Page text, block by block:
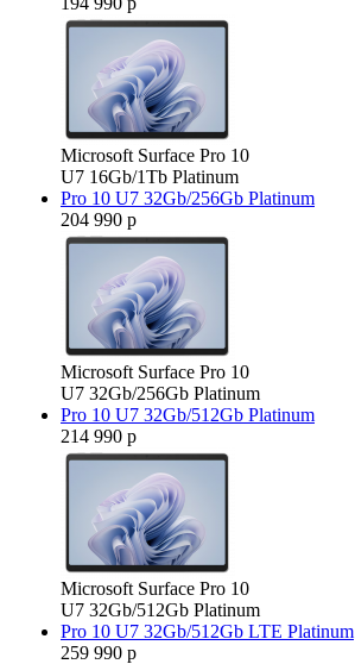
Microsoft Surface Pro 10
U7 16Gb/1Tb Platinum
Pro 10 U7 32Gb/256Gb Platinum
204 990 р
Microsoft Surface Pro 10
U7 32Gb/256Gb Platinum
Pro 10 U7 32Gb/512Gb Platinum
214 990 р
Microsoft Surface Pro 10
U7 32Gb/512Gb Platinum
Pro 10 U7 32Gb/512Gb LTE Platinum
259 990 р